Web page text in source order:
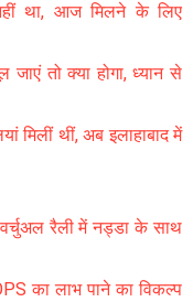
था, आज मिलने के लिए
तो क्या होगा, ध्यान से
मिलीं थीं, अब इलाहाबाद में
रैली में नड्डा के साथ
का लाभ पाने का विकल्प